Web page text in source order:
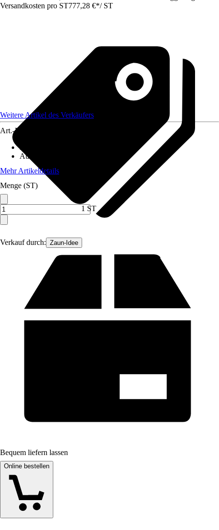
Versandkosten pro ST777,28 €*/ ST
Verkauf durch: Zaun-Idee
Weitere Artikel des Verkäufers
Art.-Nr.
Material
Ausführung
Mehr Artikeldetails
Menge (ST)
1 ST
Bequem liefern lassen
Online bestellen